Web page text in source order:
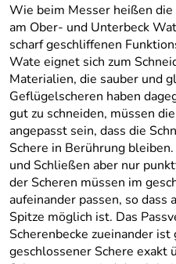
Wie beim Messer heißen die
am Ober- und Unterbeck
scharf geschliffenen
Wate eignet sich zum
Materialien, die sauber und
Geflügelscheren haben
gut zu schneiden, müssen
angepasst sein, dass die
Schere in Berührung
und Schließen aber nur
der Scheren müssen im
aufeinander passen, so dass
Spitze möglich ist. Das
Scherenbecke zueinander
geschlossener Schere exakt